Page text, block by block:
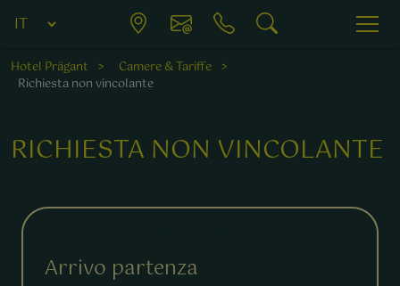
Hotel Prägant
Camere & Tariffe
Richiesta non vincolante
RICHIESTA NON VINCOLANTE
Arrivo partenza